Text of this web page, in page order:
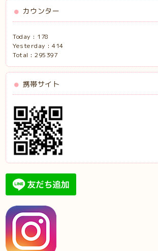
カウンター
Today : 178
Yesterday :414
Total :295397
携帯サイト